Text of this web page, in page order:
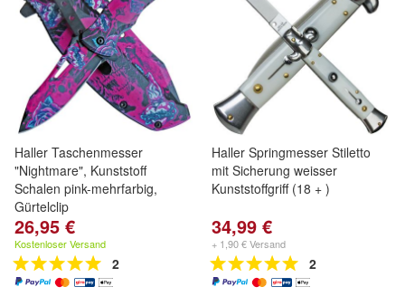
Haller Taschenmesser
"Nightmare", Kunststoff
Schalen pink-mehrfarbig,
Gürtelclip
26,95 €
Kostenloser Versand
2
Haller Springmesser Stiletto
mit Sicherung weisser
Kunststoffgriff (18 + )
34,99 €
+ 1,90 € Versand
2